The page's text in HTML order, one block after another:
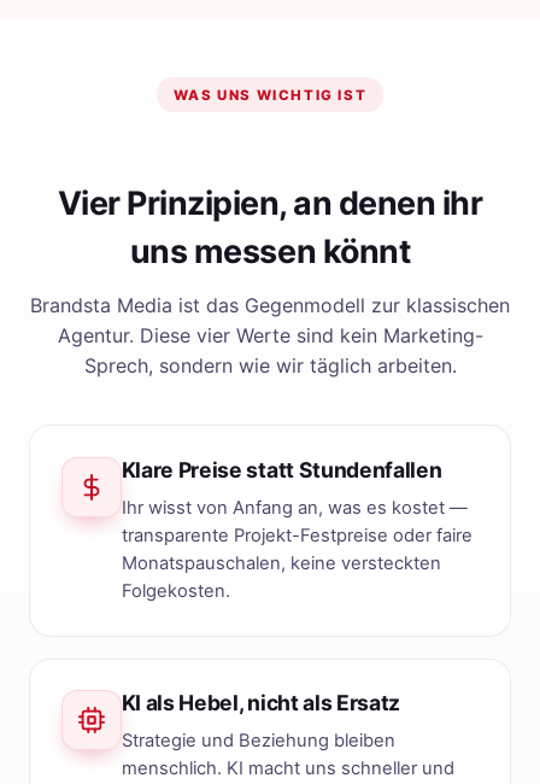
WAS UNS WICHTIG IST
Vier Prinzipien, an denen ihr
uns messen könnt
Brandsta Media ist das Gegenmodell zur klassischen
Agentur. Diese vier Werte sind kein Marketing-
Sprech, sondern wie wir täglich arbeiten.
Klare Preise statt Stundenfallen
Ihr wisst von Anfang an, was es kostet —
transparente Projekt-Festpreise oder faire
Monatspauschalen, keine versteckten
Folgekosten.
KI als Hebel, nicht als Ersatz
Strategie und Beziehung bleiben
menschlich. KI macht uns schneller und